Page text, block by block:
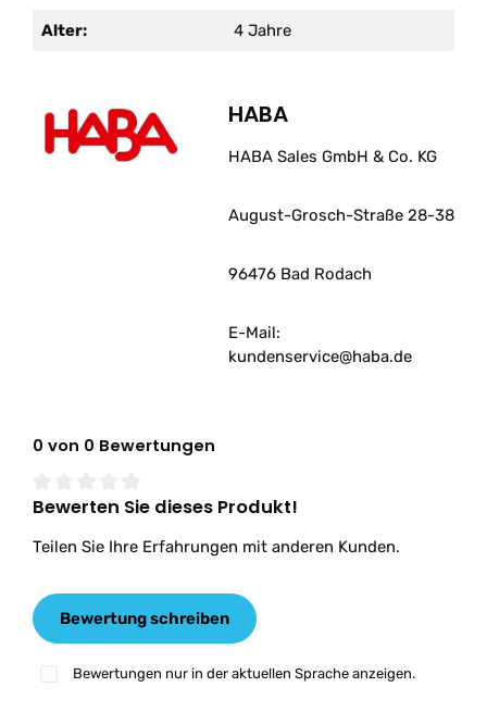
Alter: 4 Jahre
HABA
HABA Sales GmbH & Co. KG
August-Grosch-Straße 28-38
96476 Bad Rodach
E-Mail:
kundenservice@haba.de
0 von 0 Bewertungen
Durchschnittliche Bewertung von 0 von 5 Sternen
Bewerten Sie dieses Produkt!
Teilen Sie Ihre Erfahrungen mit anderen Kunden.
Bewertung schreiben
Bewertungen nur in der aktuellen Sprache anzeigen.